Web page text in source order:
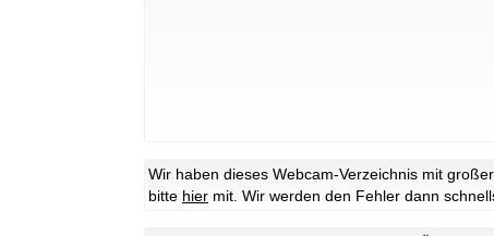
Wir haben dieses Webcam-Verzeichnis mit
bitte hier mit. Wir werden den Fehler dann